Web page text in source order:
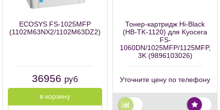
ECOSYS FS-1025MFP
(1102M63NX2/1102M63DZ2)
36956 руб
в корзину
Тонер-картридж Hi-Black
(HB-TK-1120) для Kyocera
FS-
1060DN/1025MFP/1125MFP,
3K (9896103026)
Уточните цену по телефону